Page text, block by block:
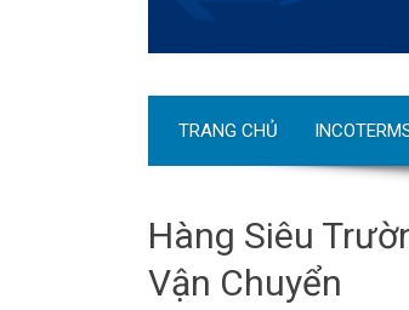
TRANG CHỦ
Hàng Siêu
Vận Chuyển